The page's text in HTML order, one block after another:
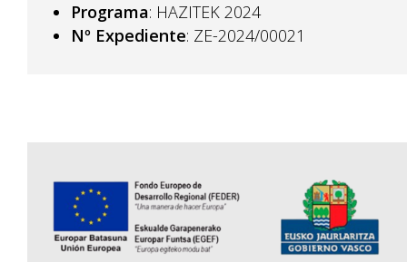
Programa: HAZITEK 2024
Nº Expediente: ZE-2024/00021